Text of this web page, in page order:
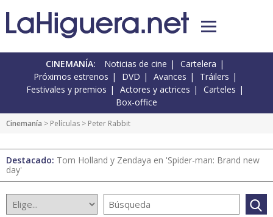
CINEMANÍA: Noticias de cine
Cartelera
Próximos estrenos
DVD Avances
Tráilers
Festivales y premios
Actores y actrices
Carteles
Box-office
Cinemanía > Películas > Peter Rabbit
Destacado: Tom Holland y Zendaya en 'Spider-man: Brand new
day'